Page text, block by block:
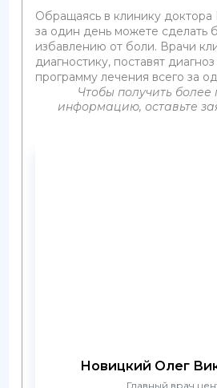
Обращаясь в клинику доктора
за один день можете сделать
избавлению от боли. Врачи
диагностику, поставят
программу лечения всего за
Чтобы получить
информацию, оставьте
Новицкий Олег
Главный врач